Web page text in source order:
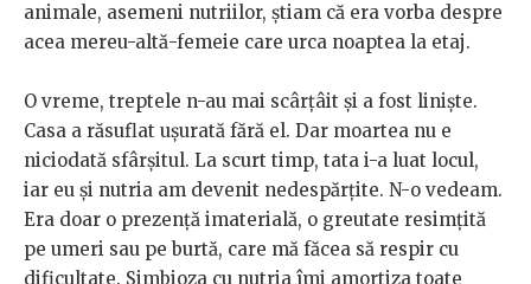
animale, asemeni nutriilor, știam că era vorba despre
acea mereu-altă-femeie care urca noaptea la etaj.
O vreme, treptele n-au mai scârțâit și a fost liniște.
Casa a răsuflat ușurată fără el. Dar moartea nu e
niciodată sfârșitul. La scurt timp, tata i-a luat locul,
iar eu și nutria am devenit nedespărțite. N-o vedeam.
Era doar o prezență imaterială, o greutate resimțită
pe umeri sau pe burtă, care mă făcea să respir cu
dificultate. Simbioza cu nutria îmi amortiza toate